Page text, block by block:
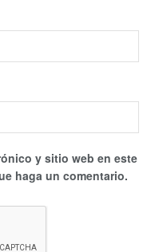
y sitio web en este
haga un comentario.